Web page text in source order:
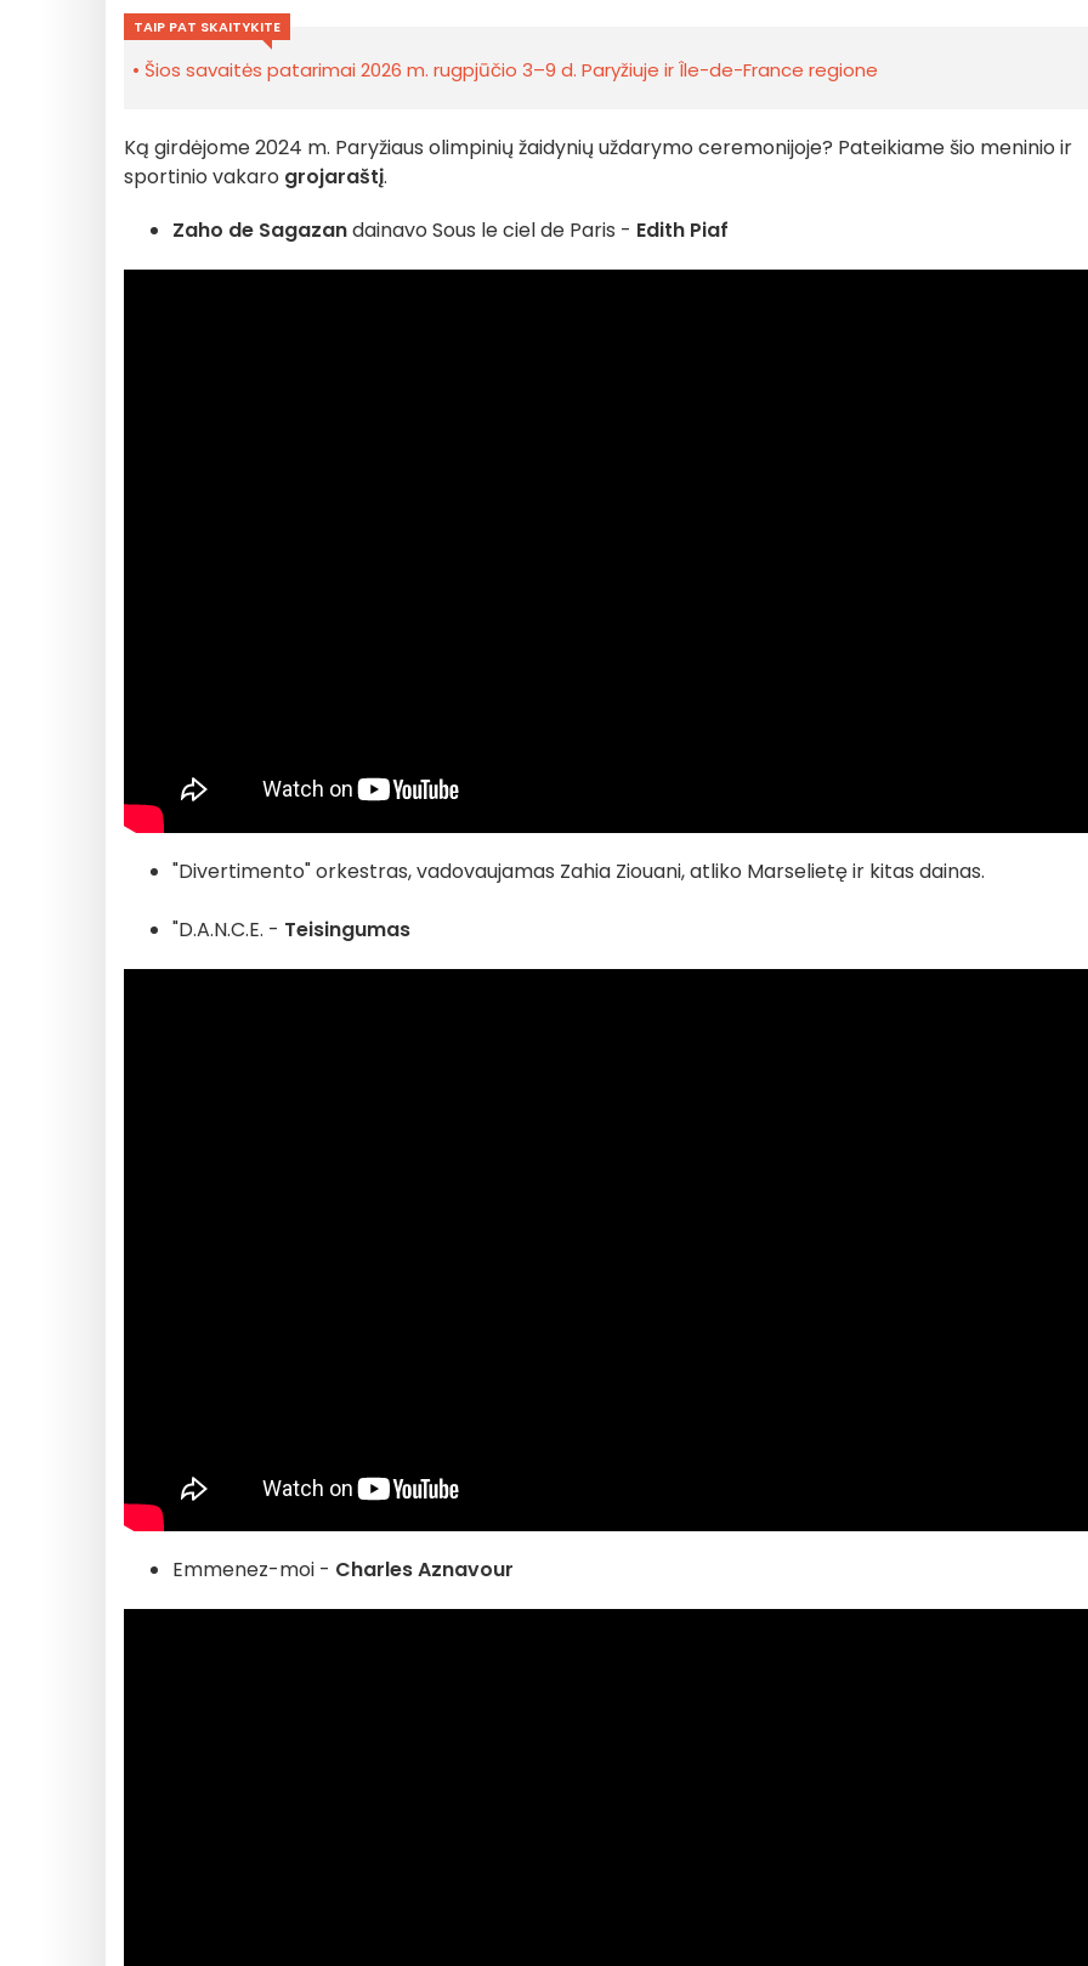
TAIP PAT SKAITYKITE
Šios savaitės patarimai 2026 m. rugpjūčio 3–9 d. Paryžiuje ir Île-de-France regione
Ką girdėjome 2024 m. Paryžiaus olimpinių žaidynių uždarymo ceremonijoje? Pateikiame šio meninio ir
sportinio vakaro grojaraštį.
Zaho de Sagazandainavo Sous le ciel de Paris - Edith Piaf
"Divertimento" orkestras, vadovaujamas Zahia Ziouani, atliko Marselietę ir kitas dainas.
"D.A.N.C.E. - Teisingumas
Emmenez-moi - Charles Aznavour